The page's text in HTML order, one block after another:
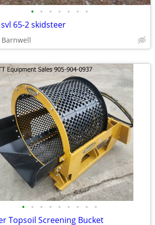
• • • • • • •
65-2 skidsteer
Barnwell
• • • • • • • • •
Topsoil Screening Bucket